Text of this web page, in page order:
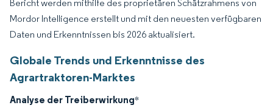
Bericht werden mithilfe des proprietären Schätzrahmens von
Mordor Intelligence erstellt und mit den neuesten verfügbaren
Daten und Erkenntnissen bis 2026 aktualisiert.
Globale Trends und Erkenntnisse des
Agrartraktoren-Marktes
Analyse der Treiberwirkung*